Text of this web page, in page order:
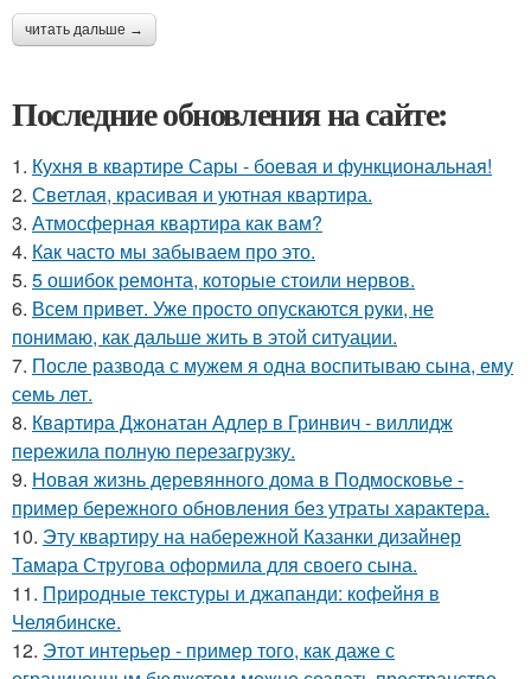
читать дальше →
Последние обновления на сайте:
1. Кухня в квартире Сары - боевая и функциональная!
2. Светлая, красивая и уютная квартира.
3. Атмосферная квартира как вам?
4. Как часто мы забываем про это.
5. 5 ошибок ремонта, которые стоили нервов.
6. Всем привет. Уже просто опускаются руки, не
понимаю, как дальше жить в этой ситуации.
7. После развода с мужем я одна воспитываю сына, ему
семь лет.
8. Квартира Джонатан Адлер в Гринвич - виллидж
пережила полную перезагрузку.
9. Новая жизнь деревянного дома в Подмосковье -
пример бережного обновления без утраты характера.
10. Эту квартиру на набережной Казанки дизайнер
Тамара Стругова оформила для своего сына.
11. Природные текстуры и джапанди: кофейня в
Челябинске.
12. Этот интерьер - пример того, как даже с